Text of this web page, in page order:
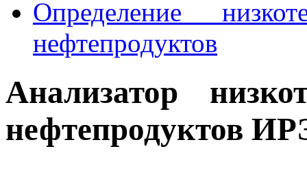
Определение
нефтепродуктов
Анализатор
нефтепродуктов